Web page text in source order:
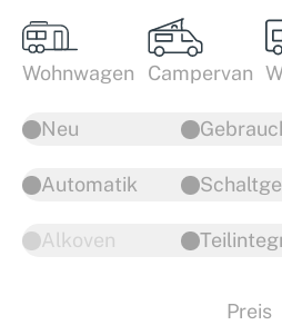
Wohnwagen Campervan
Neu
Automatik
Alkoven
Preis